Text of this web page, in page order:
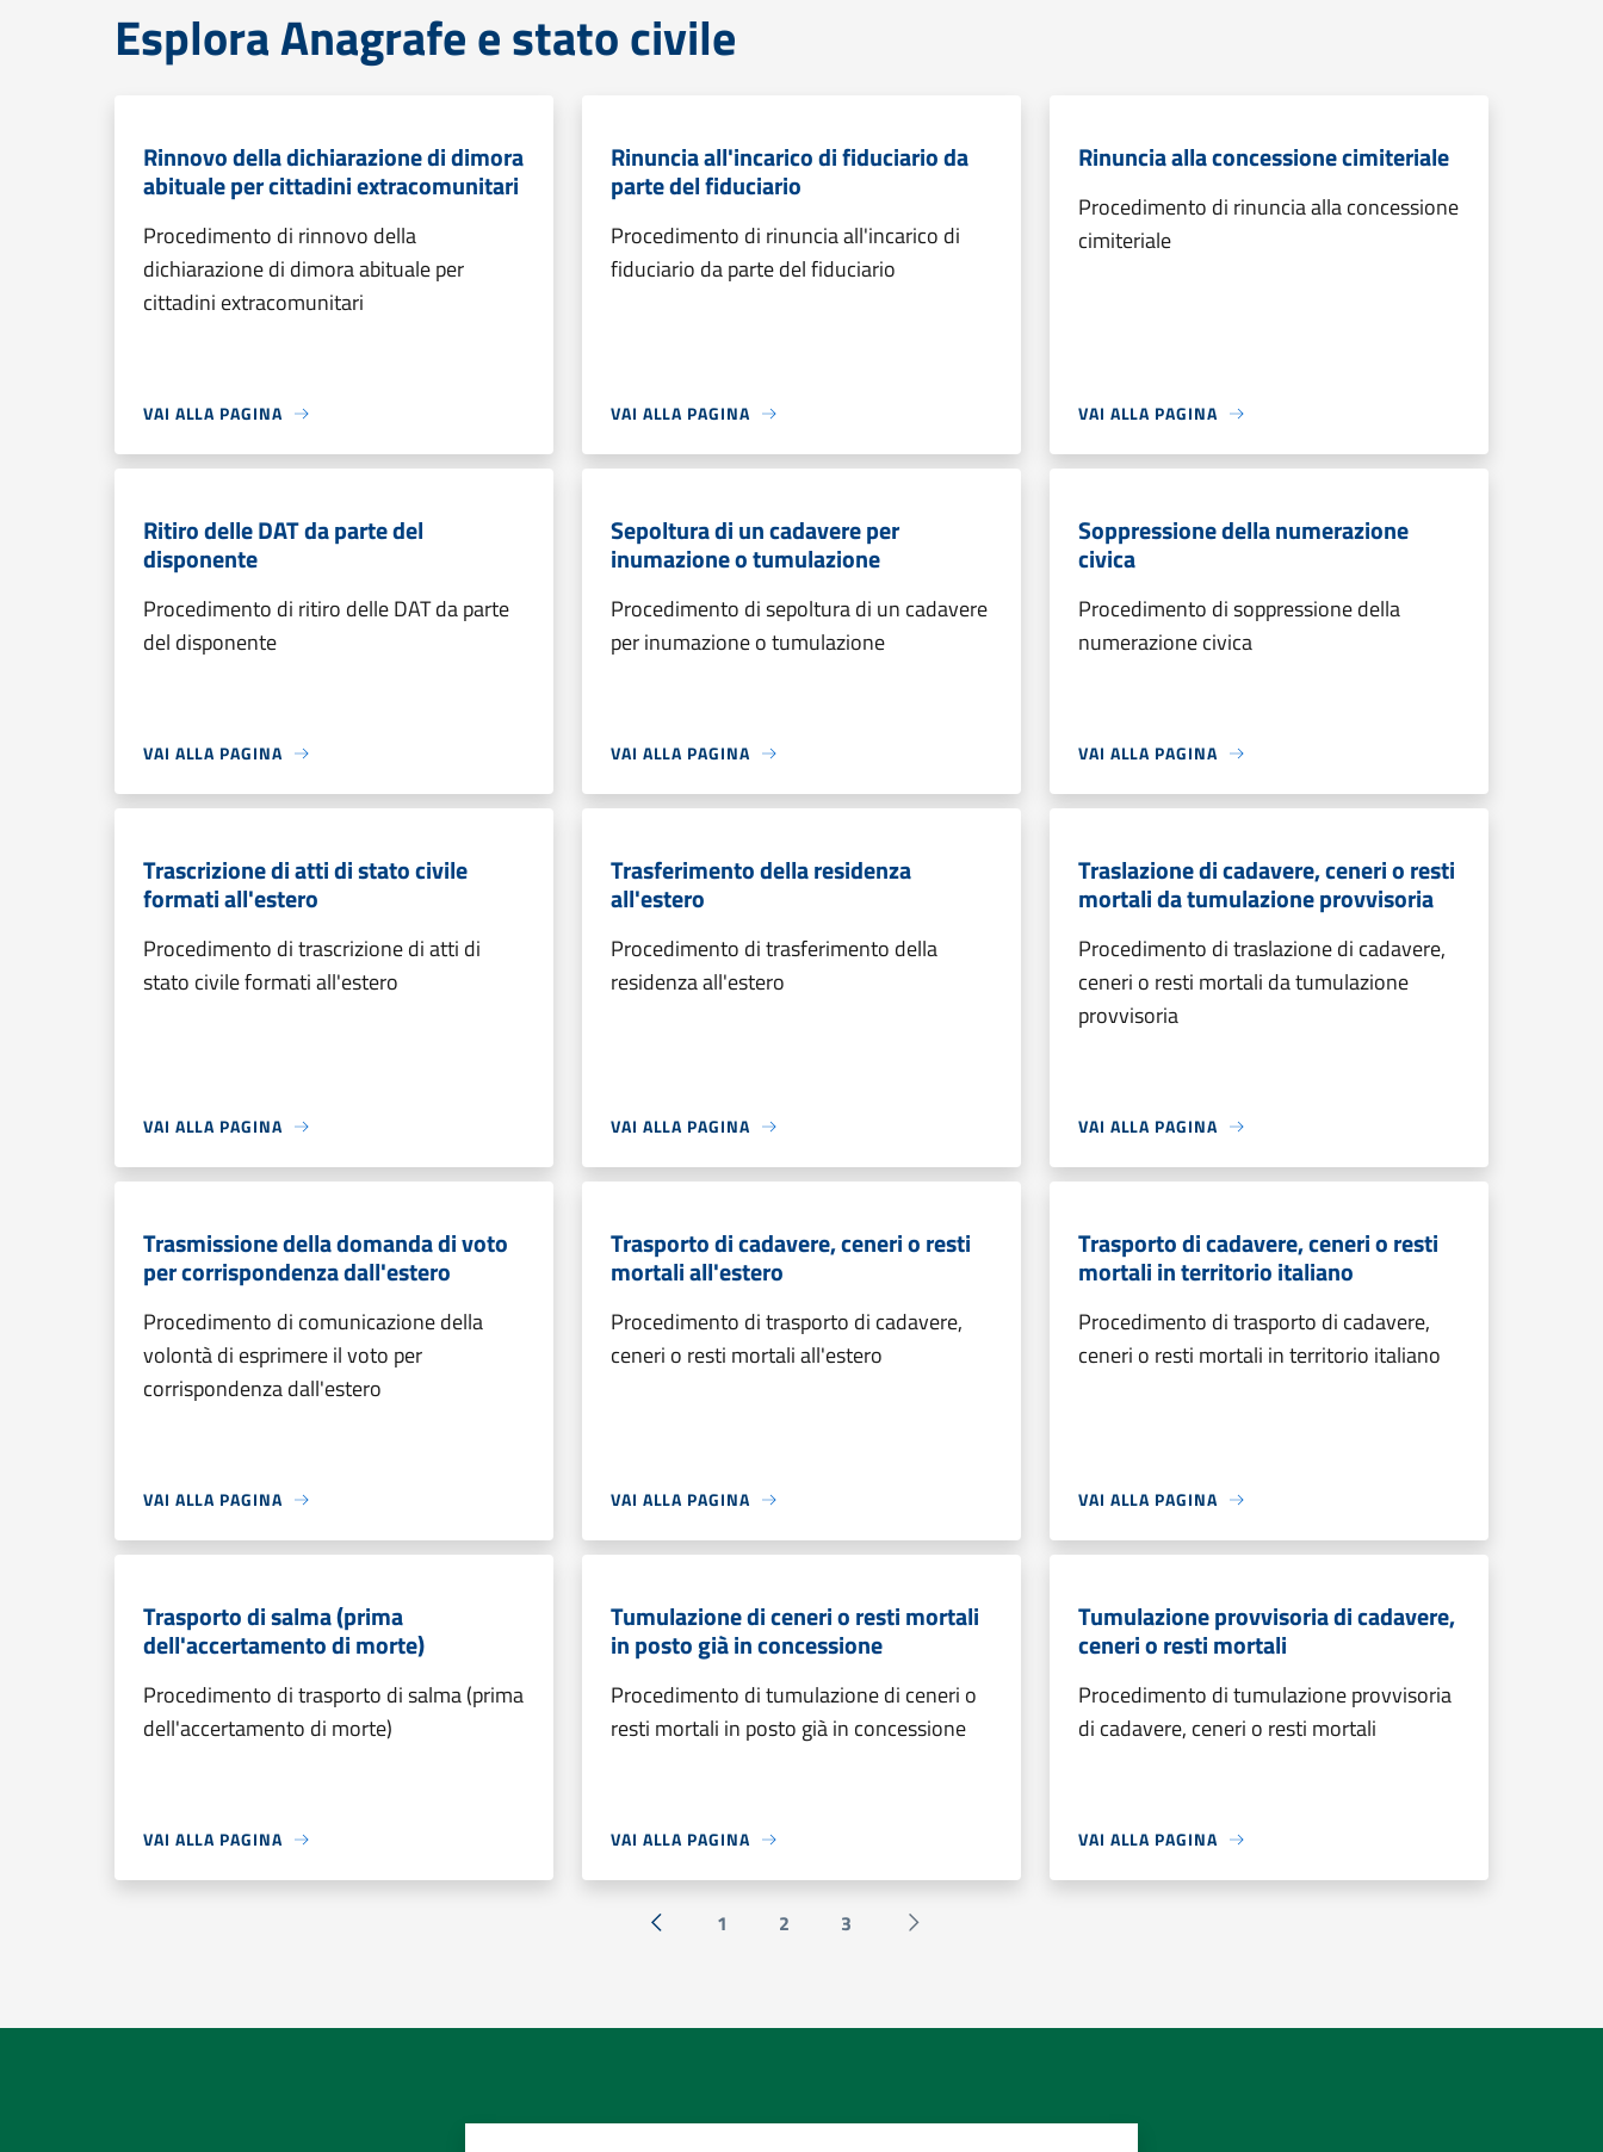
Esplora Anagrafe e stato civile
Rinnovo della dichiarazione di dimora
abituale per cittadini extracomunitari
Procedimento di rinnovo della
dichiarazione di dimora abituale per
cittadini extracomunitari
VAI ALLA PAGINA
Rinuncia all'incarico di fiduciario da
parte del fiduciario
Procedimento di rinuncia all'incarico di
fiduciario da parte del fiduciario
VAI ALLA PAGINA
Rinuncia alla concessione cimiteriale
Procedimento di rinuncia alla concessione
cimiteriale
VAI ALLA PAGINA
Ritiro delle DAT da parte del
disponente
Procedimento di ritiro delle DAT da parte
del disponente
VAI ALLA PAGINA
Sepoltura di un cadavere per
inumazione o tumulazione
Procedimento di sepoltura di un cadavere
per inumazione o tumulazione
VAI ALLA PAGINA
Soppressione della numerazione
civica
Procedimento di soppressione della
numerazione civica
VAI ALLA PAGINA
Trascrizione di atti di stato civile
formati all'estero
Procedimento di trascrizione di atti di
stato civile formati all'estero
VAI ALLA PAGINA
Trasferimento della residenza
all'estero
Procedimento di trasferimento della
residenza all'estero
VAI ALLA PAGINA
Traslazione di cadavere, ceneri o resti
mortali da tumulazione provvisoria
Procedimento di traslazione di cadavere,
ceneri o resti mortali da tumulazione
provvisoria
VAI ALLA PAGINA
Trasmissione della domanda di voto
per corrispondenza dall'estero
Procedimento di comunicazione della
volontà di esprimere il voto per
corrispondenza dall'estero
VAI ALLA PAGINA
Trasporto di cadavere, ceneri o resti
mortali all'estero
Procedimento di trasporto di cadavere,
ceneri o resti mortali all'estero
VAI ALLA PAGINA
Trasporto di cadavere, ceneri o resti
mortali in territorio italiano
Procedimento di trasporto di cadavere,
ceneri o resti mortali in territorio italiano
VAI ALLA PAGINA
Trasporto di salma (prima
dell'accertamento di morte)
Procedimento di trasporto di salma (prima
dell'accertamento di morte)
VAI ALLA PAGINA
Tumulazione di ceneri o resti mortali
in posto già in concessione
Procedimento di tumulazione di ceneri o
resti mortali in posto già in concessione
VAI ALLA PAGINA
Tumulazione provvisoria di cadavere,
ceneri o resti mortali
Procedimento di tumulazione provvisoria
di cadavere, ceneri o resti mortali
VAI ALLA PAGINA
« Precedente
1 2 3
Successiva »